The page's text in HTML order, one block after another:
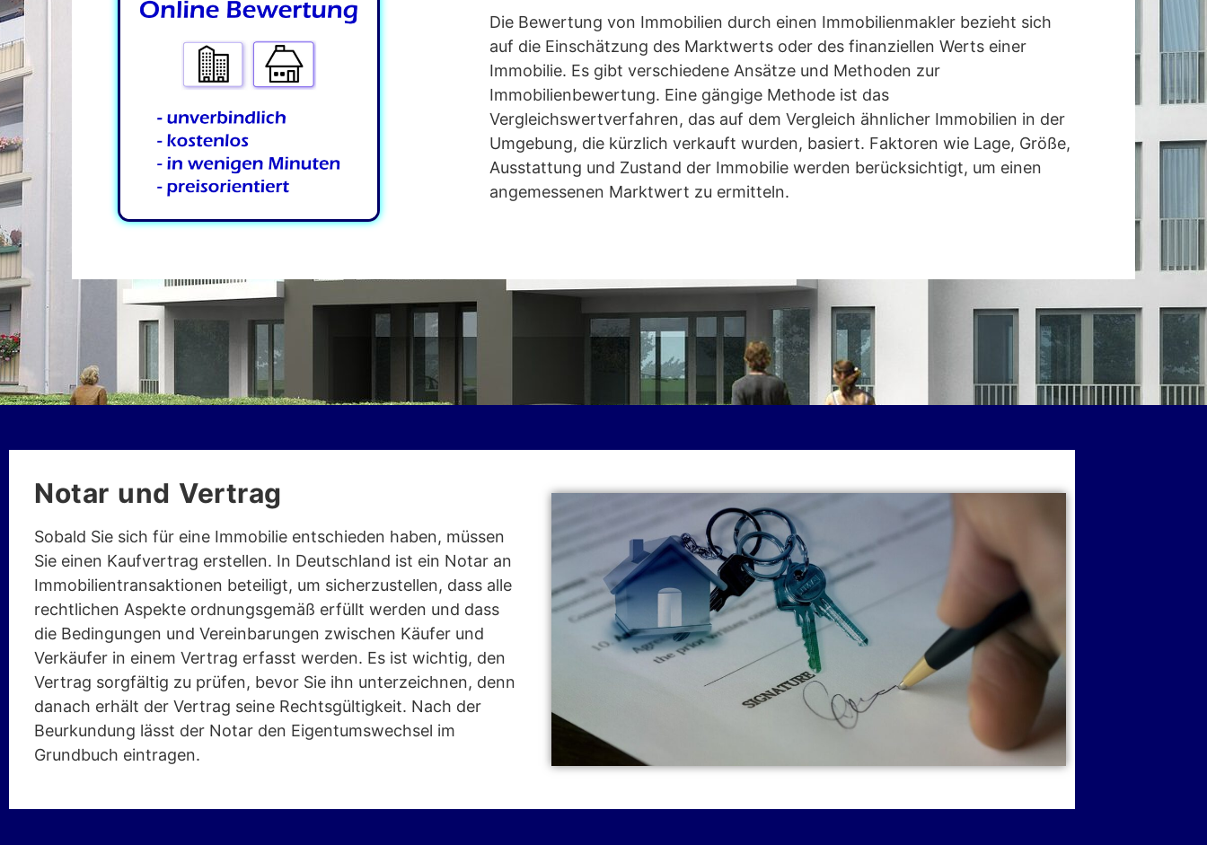
Die Bewertung von Immobilien durch einen Immobilienmakler bezieht sich
auf die Einschätzung des Marktwerts oder des finanziellen Werts einer
Immobilie. Es gibt verschiedene Ansätze und Methoden zur
Immobilienbewertung. Eine gängige Methode ist das
Vergleichswertverfahren, das auf dem Vergleich ähnlicher Immobilien in der
Umgebung, die kürzlich verkauft wurden, basiert. Faktoren wie Lage, Größe,
Ausstattung und Zustand der Immobilie werden berücksichtigt, um einen
angemessenen Marktwert zu ermitteln.
Notar und Vertrag
Sobald Sie sich für eine Immobilie entschieden haben, müssen
Sie einen Kaufvertrag erstellen. In Deutschland ist ein Notar an
Immobilientransaktionen beteiligt, um sicherzustellen, dass alle
rechtlichen Aspekte ordnungsgemäß erfüllt werden und dass
die Bedingungen und Vereinbarungen zwischen Käufer und
Verkäufer in einem Vertrag erfasst werden. Es ist wichtig, den
Vertrag sorgfältig zu prüfen, bevor Sie ihn unterzeichnen, denn
danach erhält der Vertrag seine Rechtsgültigkeit. Nach der
Beurkundung lässt der Notar den Eigentumswechsel im
Grundbuch eintragen.